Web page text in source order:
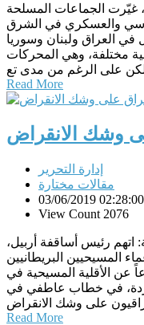
الجماعات المسلحة
والعسكري في الشرق
من عام 2019، تعمل في العراق ولبنان وسوريا
شيعية مختلفة، وهي المحركات
Read More
وشك الانقراض
إدارة التحرير
مقالات مختارة
View Count 2076
اتهم رئيس أساقفة أربيل،
المسيحيين البريطانيين
عن الأقلية المسيحية في
في خطاب عاطفي في
Read More